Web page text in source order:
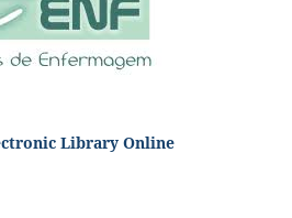
Library Online